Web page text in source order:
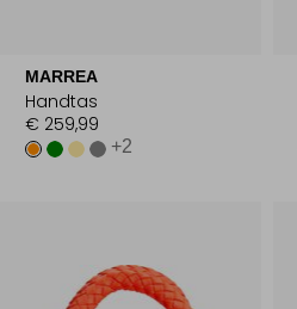
MARREA
Handtas
€ 259,99
+2